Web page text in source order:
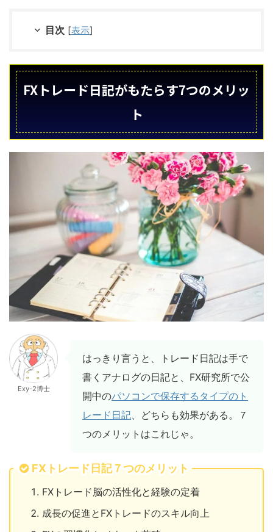
目次 [表示]
FXトレード日記がもたらす7つのメリッ
ト
Exy-2博士
はっきり言うと、トレード日記は手で
書くアナログの日記と、FX研究所で公
開中のパソコンで保存するタイプのト
レード日記、どちらも効果がある。７
つのメリットはこれじゃ。
FXトレード日記７つのメリット
FXトレード脳の活性化と経験の定着
成長の促進とFXトレードのスキル向上